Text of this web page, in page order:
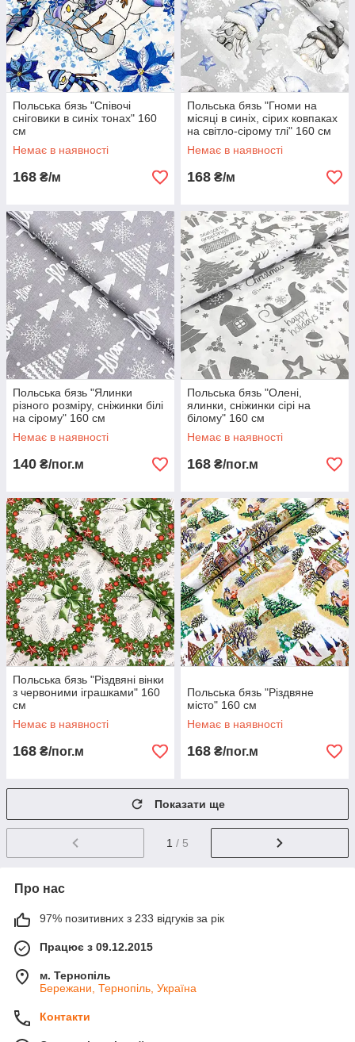
Польська бязь "Співочі
сніговики в синіх тонах" 160
см
Немає в наявності
168 ₴/м
Польська бязь "Гноми на
місяці в синіх, сірих ковпаках
на світло-сірому тлі" 160 см
Немає в наявності
168 ₴/м
Польська бязь "Ялинки
різного розміру, сніжинки білі
на сірому" 160 см
Немає в наявності
140 ₴/пог.м
Польська бязь "Олені,
ялинки, сніжинки сірі на
білому" 160 см
Немає в наявності
168 ₴/пог.м
Польська бязь "Різдвяні вінки
з червоними іграшками" 160
см
Немає в наявності
168 ₴/пог.м
Польська бязь "Різдвяне
місто" 160 см
Немає в наявності
168 ₴/пог.м
Показати ще
1 / 5
Про нас
97% позитивних з 233 відгуків за рік
Працює з 09.12.2015
м. Тернопіль
Бережани, Тернопіль, Україна
Контакти